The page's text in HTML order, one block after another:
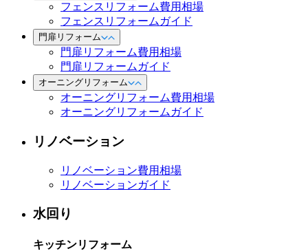
フェンスリフォーム費用相場
フェンスリフォームガイド
門扉リフォーム
門扉リフォーム費用相場
門扉リフォームガイド
オーニングリフォーム
オーニングリフォーム費用相場
オーニングリフォームガイド
リノベーション
リノベーション費用相場
リノベーションガイド
水回り
キッチンリフォーム